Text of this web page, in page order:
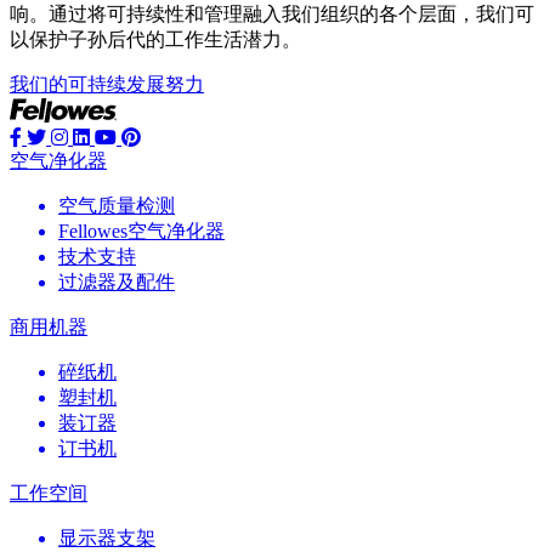
响。通过将可持续性和管理融入我们组织的各个层面，我们可
以保护子孙后代的工作生活潜力。
我们的可持续发展努力
空气净化器
空气质量检测
Fellowes空气净化器
技术支持
过滤器及配件
商用机器
碎纸机
塑封机
装订器
订书机
工作空间
显示器支架